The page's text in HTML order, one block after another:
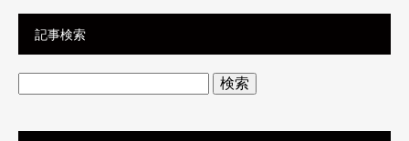
記事検索
検
索: